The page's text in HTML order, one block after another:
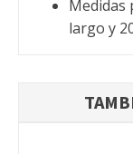
Medidas
largo y